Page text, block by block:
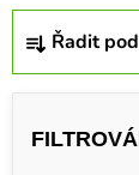
Ř
a
z
Řadit